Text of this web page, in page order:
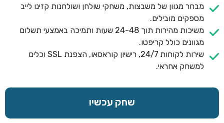
מבחר מגוון של משבצות, משחקי שולחן ושולחנות קזינו לייב
מספקים מובילים.
משיכות מהירות תוך 24-48 שעות ותמיכה באמצעי תשלום
מגוונים כולל קריפטו.
שירות לקוחות 24/7, רישיון קוראסאו, הצפנת SSL וכלים
למשחק אחראי.
שחק עכשיו